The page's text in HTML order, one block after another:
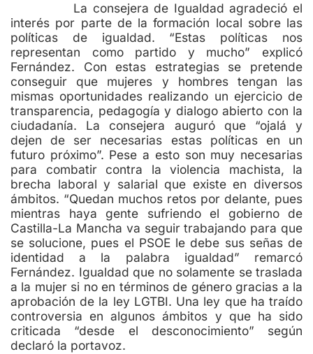
La consejera de Igualdad agradeció el
interés por parte de la formación local sobre las
políticas de igualdad. “Estas políticas nos
representan como partido y mucho” explicó
Fernández. Con estas estrategias se pretende
conseguir que mujeres y hombres tengan las
mismas oportunidades realizando un ejercicio de
transparencia, pedagogía y dialogo abierto con la
ciudadanía. La consejera auguró que “ojalá y
dejen de ser necesarias estas políticas en un
futuro próximo”. Pese a esto son muy necesarias
para combatir contra la violencia machista, la
brecha laboral y salarial que existe en diversos
ámbitos. “Quedan muchos retos por delante, pues
mientras haya gente sufriendo el gobierno de
Castilla-La Mancha va seguir trabajando para que
se solucione, pues el PSOE le debe sus señas de
identidad a la palabra igualdad” remarcó
Fernández. Igualdad que no solamente se traslada
a la mujer si no en términos de género gracias a la
aprobación de la ley LGTBI. Una ley que ha traído
controversia en algunos ámbitos y que ha sido
criticada “desde el desconocimiento” según
declaró la portavoz.